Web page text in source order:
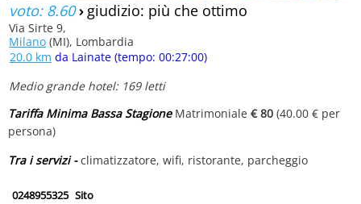
voto: 8.60› giudizio: più che ottimo
Via Sirte 9,
Milano (MI), Lombardia
20.0 km da Lainate (tempo: 00:27:00)
Medio grande hotel: 169 letti
Tariffa Minima Bassa StagioneMatrimoniale € 80 (40.00 € per
persona)
Tra i servizi -climatizzatore, wifi, ristorante, parcheggio
0248955325 Sito